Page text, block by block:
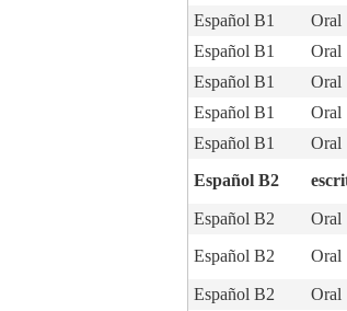
Español B1
Oral
Español B1
Oral
Español B1
Oral
Español B1
Oral
Español B1
Oral
Español B2
Español B2 Oral
Español B2
Oral
Español B2 Oral